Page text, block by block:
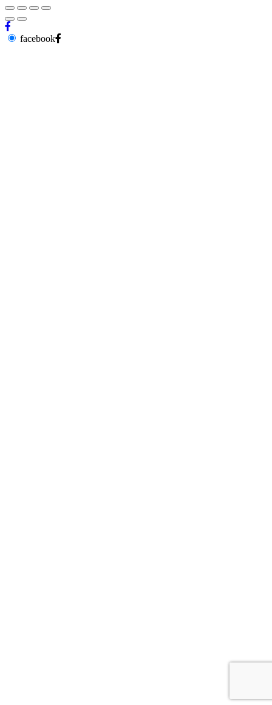
facebook